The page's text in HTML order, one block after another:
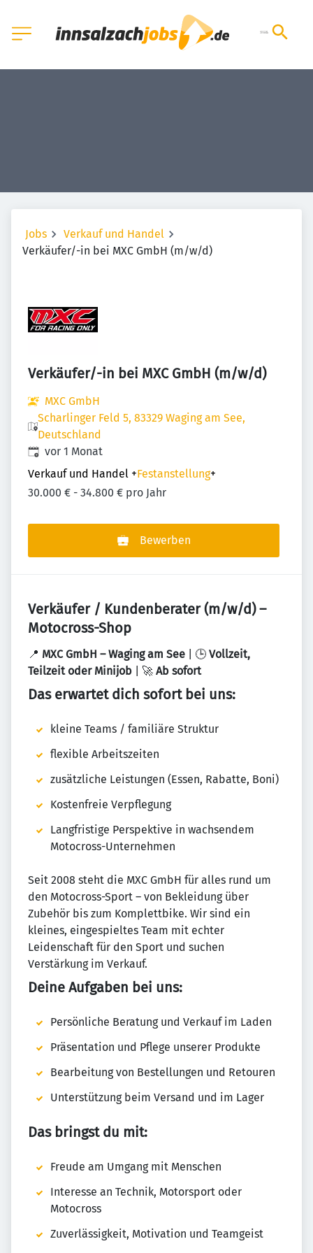
Jobs
Verkauf und Handel
Verkäufer/-in bei MXC GmbH (m/w/d)
Verkäufer/-in bei MXC GmbH (m/w/d)
MXC GmbH
Scharlinger Feld 5, 83329 Waging am See,
Deutschland
Veröffentlicht:
vor 1 Monat
Verkauf und Handel +Festanstellung+
30.000 € - 34.800 € pro Jahr
Bewerben
Verkäufer / Kundenberater (m/w/d) –
Motocross-Shop
📍 MXC GmbH – Waging am See | 🕒 Vollzeit,
Teilzeit oder Minijob | 🚀 Ab sofort
Das erwartet dich sofort bei uns:
kleine Teams / familiäre Struktur
flexible Arbeitszeiten
zusätzliche Leistungen (Essen, Rabatte, Boni)
Kostenfreie Verpflegung
Langfristige Perspektive in wachsendem
Motocross-Unternehmen
Seit 2008 steht die MXC GmbH für alles rund um
den Motocross-Sport – von Bekleidung über
Zubehör bis zum Komplettbike. Wir sind ein
kleines, eingespieltes Team mit echter
Leidenschaft für den Sport und suchen
Verstärkung im Verkauf.
Deine Aufgaben bei uns:
Persönliche Beratung und Verkauf im Laden
Präsentation und Pflege unserer Produkte
Bearbeitung von Bestellungen und Retouren
Unterstützung beim Versand und im Lager
Das bringst du mit:
Freude am Umgang mit Menschen
Interesse an Technik, Motorsport oder
Motocross
Zuverlässigkeit, Motivation und Teamgeist